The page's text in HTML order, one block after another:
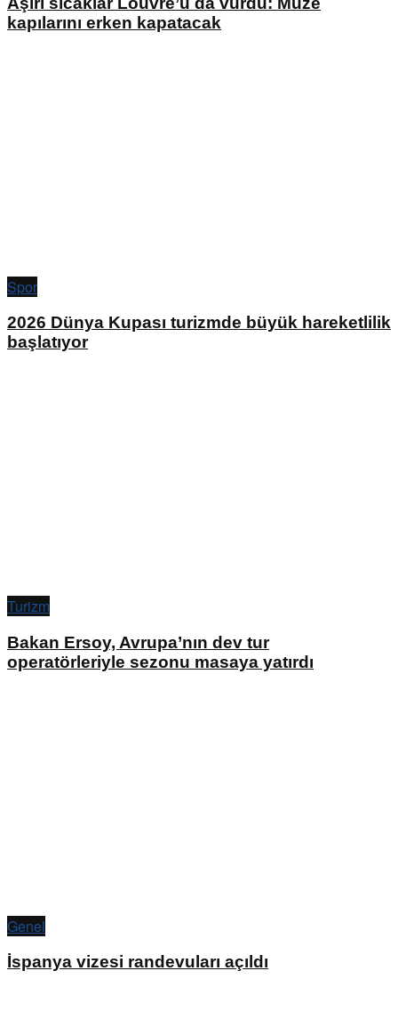
kapılarını erken kapatacak
Spor
2026 Dünya Kupası turizmde büyük hareketlilik
başlatıyor
Turizm
Bakan Ersoy, Avrupa’nın dev tur
operatörleriyle sezonu masaya yatırdı
Genel
İspanya vizesi randevuları açıldı